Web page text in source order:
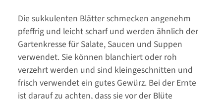
Die sukkulenten Blätter schmecken angenehm
pfeffrig und leicht scharf und werden ähnlich der
Gartenkresse für Salate, Saucen und Suppen
verwendet. Sie können blanchiert oder roh
verzehrt werden und sind kleingeschnitten und
frisch verwendet ein gutes Gewürz. Bei der Ernte
ist darauf zu achten, dass sie vor der Blüte